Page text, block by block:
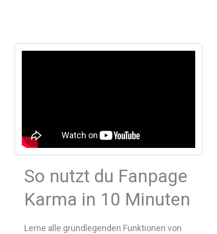
So nutzt du Fanpage
Karma in 10 Minuten
Lerne alle grundlegenden Funktionen von